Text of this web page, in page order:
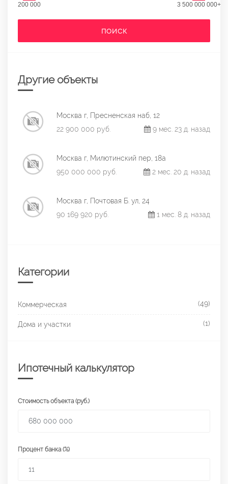
200 000 3 500 000 000+
ПОИСК
Другие объекты
Москва г, Пресненская наб, 12
22 900 000 руб.
9 мес. 23 д. назад
Москва г, Милютинский пер, 18а
950 000 000 руб.
2 мес. 20 д. назад
Москва г, Почтовая Б. ул, 24
90 169 920 руб.
1 мес. 8 д. назад
Категории
Коммерческая (49)
Дома и участки (1)
Ипотечный калькулятор
Стоимость объекта (руб.)
Процент банка (%)